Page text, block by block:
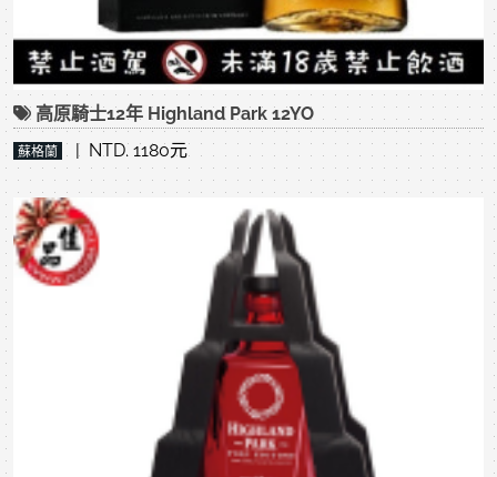
高原騎士12年 Highland Park 12YO
蘇格蘭 | NTD. 1180元